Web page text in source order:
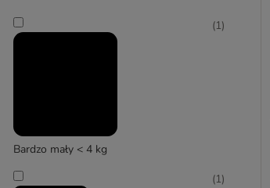
Plecaki transportowe
Pasy i szelki samochodowe
Rampy i schody do auta
Bardzo mały < 4 kg
(1)
(1)